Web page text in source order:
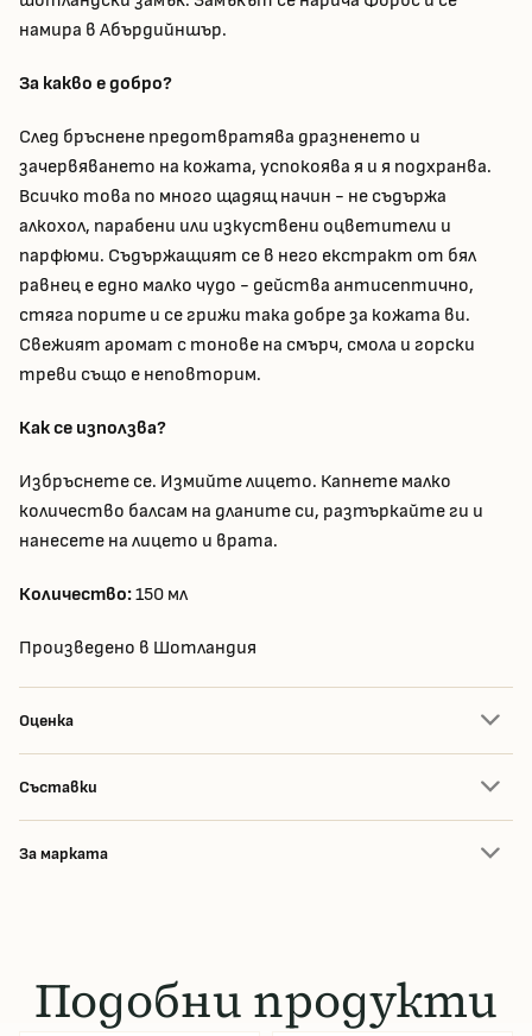
намира в Абърдийншър.
За какво е добро?
След бръснене предотвратява дразненето и
зачервяването на кожата, успокоява я и я подхранва.
Всичко това по много щадящ начин - не съдържа
алкохол, парабени или изкуствени оцветители и
парфюми. Съдържащият се в него екстракт от бял
равнец е едно малко чудо - действа антисептично,
стяга порите и се грижи така добре за кожата ви.
Свежият аромат с тонове на смърч, смола и горски
треви също е неповторим.
Как се използва?
Избръснете се. Измийте лицето. Капнете малко
количество балсам на дланите си, разтъркайте ги и
нанесете на лицето и врата.
Количество:150 мл
Произведено в Шотландия
Оценка
Съставки
За марката
Подобни продукти